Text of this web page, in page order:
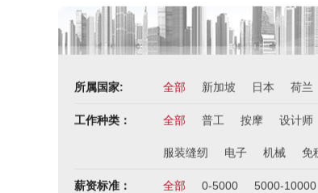
所属国家: 全部 新加坡 日本 荷兰
工作种类： 全部 普工 按摩 设计师
服装缝纫 电子 机械 免
薪资标准： 全部 0-5000 5000-10000